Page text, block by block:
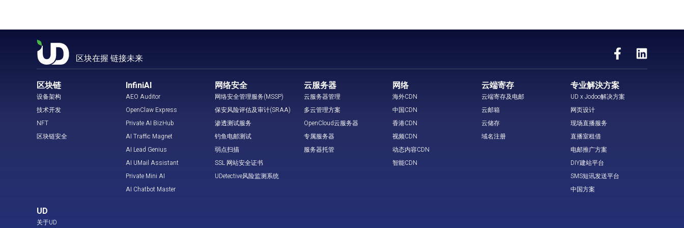
区块在握 链接未来
区块链
设备架构
技术开发
NFT
区块链安全
InfiniAI
AEO Auditor
OpenClaw Express
Private AI BizHub
AI Traffic Magnet
AI Lead Genius
AI UMail Assistant
Private Mini AI
AI Chatbot Master
网络安全
网络安全管理服务(MSSP)
保安风险评估及审计(SRAA)
渗透测试服务
钓鱼电邮测试
弱点扫描
SSL 网站安全证书
UDetective风险监测系统
云服务器
云服务器管理
多云管理方案
OpenCloud云服务器
专属服务器
服务器托管
网络
海外CDN
中国CDN
香港CDN
视频CDN
动态内容CDN
智能CDN
云端寄存
云端寄存及电邮
云邮箱
云储存
域名注册
专业解決方案
UD x Jodoo解决方案
网页设计
现场直播服务
直播室租借
电邮推广方案
DIY建站平台
SMS短讯发送平台
中国方案
UD
关于UD